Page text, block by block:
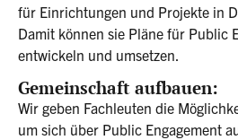
für Einrichtungen und Projekte in
Damit können sie Pläne für Public
entwickeln und umsetzen.
Gemeinschaft aufbauen:
Wir geben Fachleuten die
um sich über Public Engagement